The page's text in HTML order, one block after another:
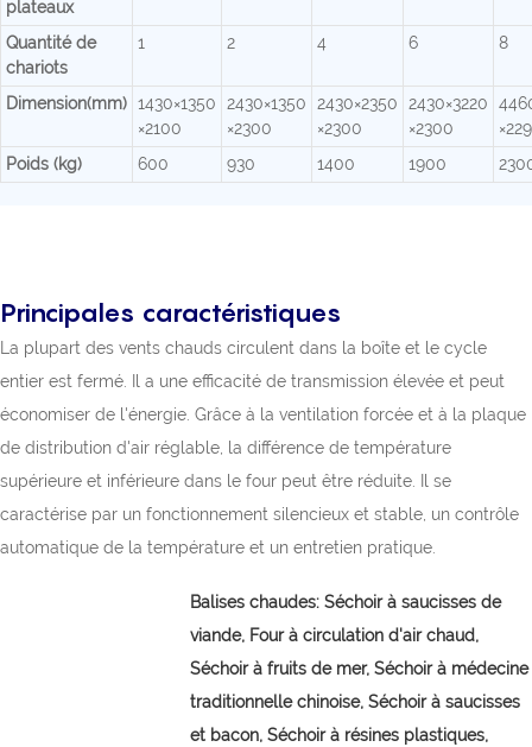
plateaux
Quantité de
chariots
1 2 4 6 8
Dimension(mm) 1430×1350
×2100
2430×1350
×2300
2430×2350
×2300
2430×3220
×2300
Poids (kg)
600 930 1400 1900
Principales caractéristiques
La plupart des vents chauds circulent dans la boîte et le cycle
entier est fermé. Il a une efficacité de transmission élevée et peut
économiser de l'énergie. Grâce à la ventilation forcée et à la plaque
de distribution d'air réglable, la différence de température
supérieure et inférieure dans le four peut être réduite. Il se
caractérise par un fonctionnement silencieux et stable, un contrôle
automatique de la température et un entretien pratique.
Balises chaudes: Séchoir à saucisses de
viande, Four à circulation d'air chaud,
Séchoir à fruits de mer, Séchoir à médecine
traditionnelle chinoise, Séchoir à saucisses
et bacon, Séchoir à résines plastiques,